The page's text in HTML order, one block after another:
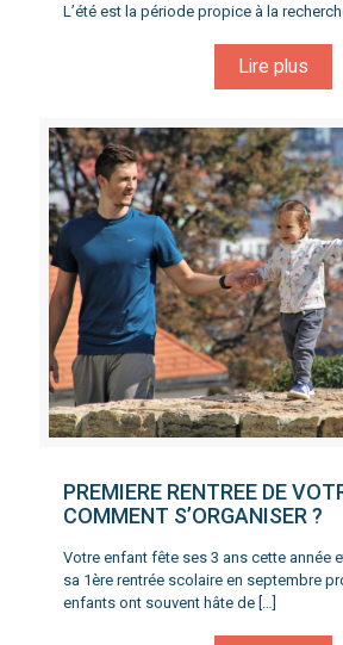
L’été est la période propice à la
Lire plus
PREMIERE RENTREE DE
COMMENT S’ORGANISER ?
Votre enfant fête ses 3 ans cette année
sa 1ère rentrée scolaire en septembre
enfants ont souvent hâte de […]